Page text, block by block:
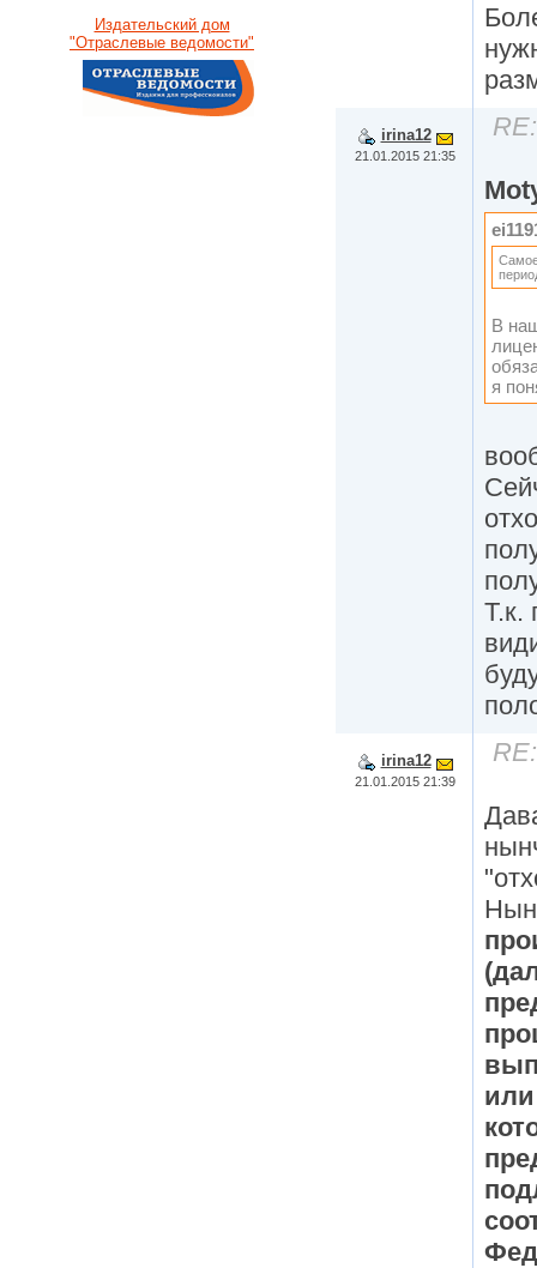
Издательский дом
"Отраслевые ведомости"
irina12
21.01.2015 21:35
В
я
Т.к.
irina12
21.01.2015 21:39